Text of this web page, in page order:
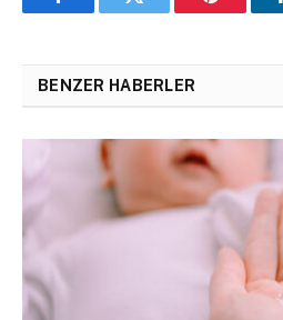
FacebookTwitter Pinterest
BENZER HABERLER